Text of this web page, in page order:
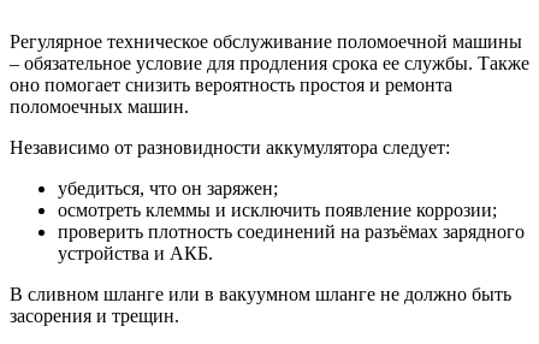
Регулярное техническое обслуживание поломоечной машины
– обязательное условие для продления срока ее службы. Также
оно помогает снизить вероятность простоя и ремонта
поломоечных машин.
Независимо от разновидности аккумулятора следует:
убедиться, что он заряжен;
осмотреть клеммы и исключить появление коррозии;
проверить плотность соединений на разъёмах зарядного
устройства и АКБ.
В сливном шланге или в вакуумном шланге не должно быть
засорения и трещин.